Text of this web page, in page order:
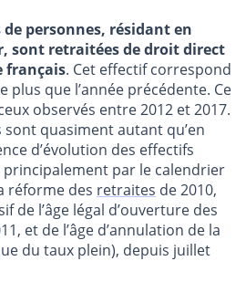
personnes, résidant en
sont retraitées de droit direct
français. Cet effectif correspond
plus que l’année précédente. Ce
observés entre 2012 et 2017.
quasiment autant qu’en
d’évolution des effectifs
principalement par le calendrier
réforme des retraites de 2010,
de l’âge légal d’ouverture des
et de l’âge d’annulation de la
du taux plein), depuis juillet